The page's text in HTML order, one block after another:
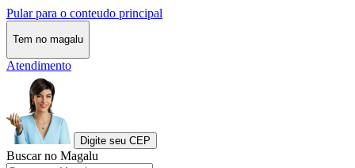
Pular para o conteudo principal
Tem no magalu
Atendimento
Digite seu CEP
Buscar no Magalu